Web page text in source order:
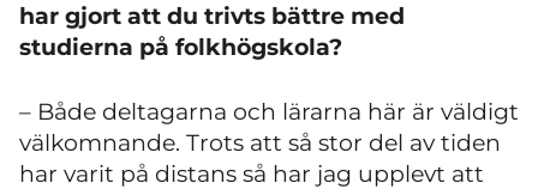
har gjort att du trivts bättre med
studierna på folkhögskola?
– Både deltagarna och lärarna här är väldigt
välkomnande. Trots att så stor del av tiden
har varit på distans så har jag upplevt att